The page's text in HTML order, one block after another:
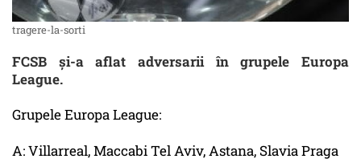
tragere-la-sorti
FCSB și-a aflat adversarii în grupele Europa
League.
Grupele Europa League:
A: Villarreal, Maccabi Tel Aviv, Astana, Slavia Praga